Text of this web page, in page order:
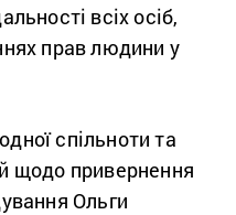
всіх осіб,
прав людини у
спільноти та
щодо привернення
Ольги